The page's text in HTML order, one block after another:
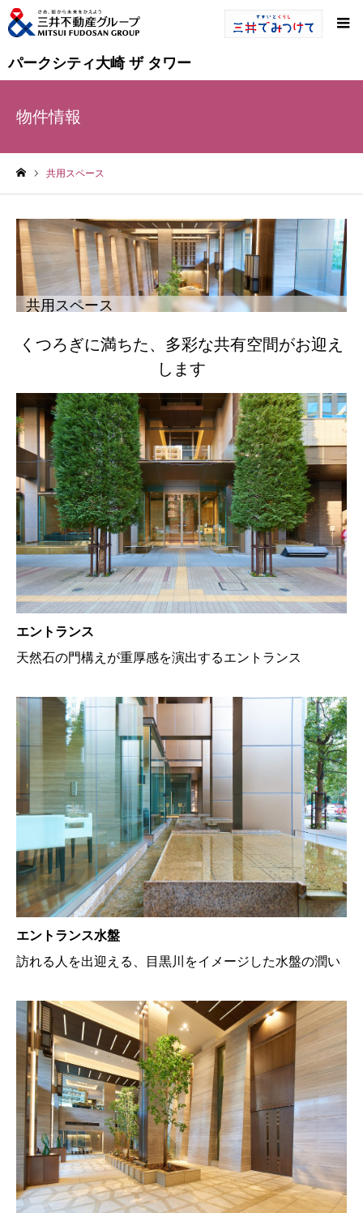
パークシティ大崎 ザ タワー
物件情報
共用スペース
共用スペース
くつろぎに満ちた、多彩な共有空間がお迎え
します
エントランス
天然石の門構えが重厚感を演出するエントランス
エントランス水盤
訪れる人を出迎える、目黒川をイメージした水盤の潤い